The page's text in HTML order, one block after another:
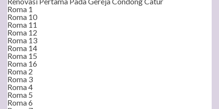
Roma 1
Roma 10
Roma 11
Roma 12
Roma 13
Roma 14
Roma 15
Roma 16
Roma 2
Roma 3
Roma 4
Roma 5
Roma 6